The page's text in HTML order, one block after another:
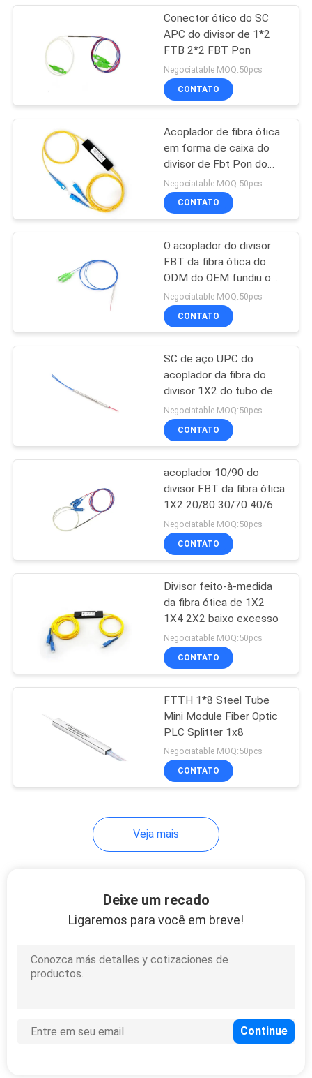
ZTE GPON ONU
NOKIA GPON ONU
Caixa terminal da
fibra ótica
Divisor da fibra ótica
a fibra ótica jejua
conector
21
de OLT
Modem do router de
FTTH
Conector ótico do SC
APC do divisor de 1*2
FTB 2*2 FBT Pon
Negociatable MOQ:50pcs
CONTATO
Acoplador de fibra ótica
em forma de caixa do
divisor de Fbt Pon do
ABS
Negociatable MOQ:50pcs
CONTATO
O acoplador do divisor
FBT da fibra ótica do
ODM do OEM fundiu o
atarraxamento bicônico
Negociatable MOQ:50pcs
CONTATO
SC de aço UPC do
acoplador da fibra do
divisor 1X2 do tubo de
FTTX FBT
Negociatable MOQ:50pcs
CONTATO
acoplador 10/90 do
divisor FBT da fibra ótica
1X2 20/80 30/70 40/60
50/50 de 5/95
Negociatable MOQ:50pcs
CONTATO
Divisor feito-à-medida
da fibra ótica de 1X2
1X4 2X2 baixo excesso
Negociatable MOQ:50pcs
CONTATO
FTTH 1*8 Steel Tube
Mini Module Fiber Optic
PLC Splitter 1x8
Negociatable MOQ:50pcs
CONTATO
Veja mais
Deixe um recado
Ligaremos para você em breve!